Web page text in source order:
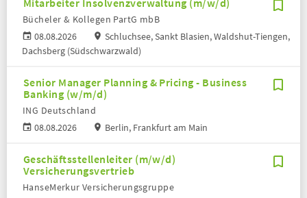
Mitarbeiter Insolvenzverwaltung (m/w/d)
08.08.2026
Bücheler & Kollegen PartG mbB
Schluchsee, Sankt Blasien, Waldshut-Tiengen,
Dachsberg (Südschwarzwald)
Senior Manager Planning & Pricing - Business
Banking (w/m/d)
08.08.2026
ING Deutschland
Berlin, Frankfurt am Main
Geschäftsstellenleiter (m/w/d)
Versicherungsvertrieb
HanseMerkur Versicherungsgruppe